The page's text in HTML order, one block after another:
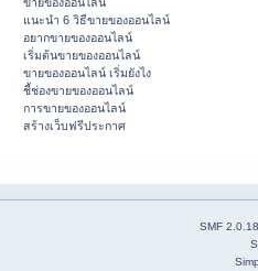
แนะนำ 6 วิธีขายของออนไลน์
อยากขายของออนไลน์
เริ่มต้นขายของออนไลน์
ขายของออนไลน์ เริ่มยังไง
ชี้ช่องขายของออนไลน์
การขายของออนไลน์
สร้างเว็บฟรีประกาศ
SMF 2.0.18